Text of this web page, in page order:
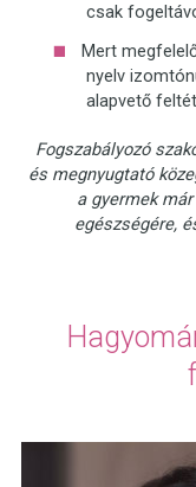
csak
Mert
nyelv
alapvető
Fogszabályozó
és megnyugtató
a gyermek
egészségére,